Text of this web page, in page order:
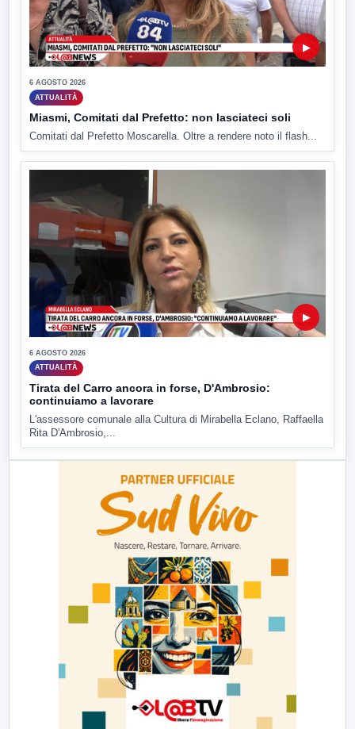
▶
6 AGOSTO 2026
ATTUALITÀ
Miasmi, Comitati dal Prefetto: non lasciateci soli
Comitati dal Prefetto Moscarella. Oltre a rendere noto il flash...
▶
6 AGOSTO 2026
ATTUALITÀ
Tirata del Carro ancora in forse, D'Ambrosio:
continuiamo a lavorare
L'assessore comunale alla Cultura di Mirabella Eclano, Raffaella
Rita D'Ambrosio,...